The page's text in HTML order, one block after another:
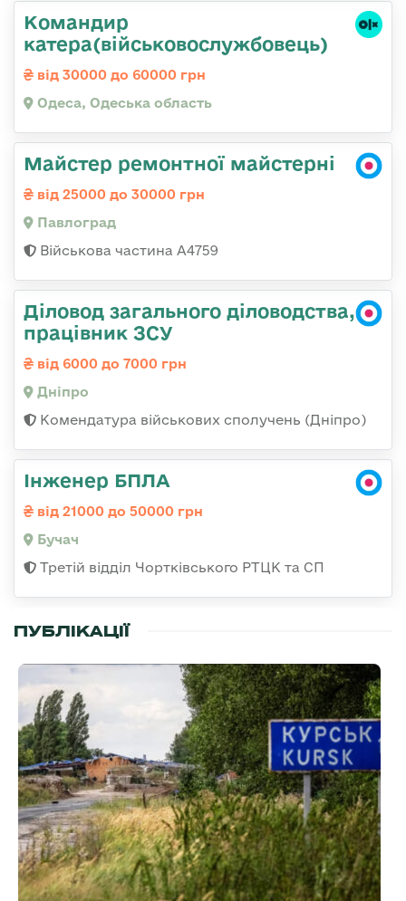
Командир
катера(військовослужбовець)
від 30000 до 60000 грн
Одеса, Одеська область
Майстер ремонтної майстерні
від 25000 до 30000 грн
Павлоград
Військова частина А4759
Діловод загального діловодства,
працівник ЗСУ
від 6000 до 7000 грн
Дніпро
Комендатура військових сполучень (Дніпро)
Інженер БПЛА
від 21000 до 50000 грн
Бучач
Третій відділ Чортківського РТЦК та СП
ПУБЛІКАЦІЇ